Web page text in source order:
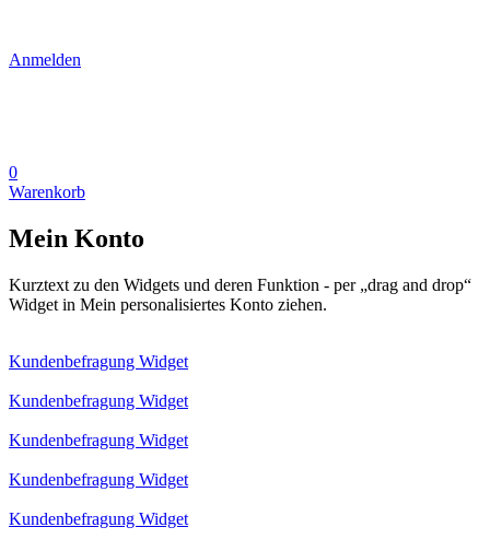
Anmelden
0
Warenkorb
Mein Konto
Kurztext zu den Widgets und deren Funktion - per „drag and drop“
Widget in Mein personalisiertes Konto ziehen.
Kundenbefragung Widget
Kundenbefragung Widget
Kundenbefragung Widget
Kundenbefragung Widget
Kundenbefragung Widget